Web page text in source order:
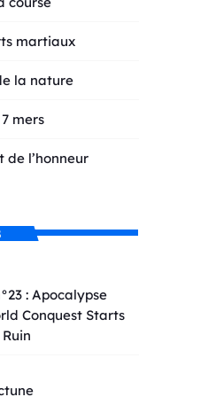
martiaux
la nature
mers
de l’honneur
: Apocalypse
Conquest Starts